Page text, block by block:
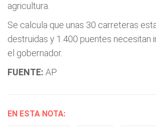
agricultura.
Se calcula que unas 30 carreteras
destruidas y 1.400 puentes necesitan
el gobernador.
FUENTE: AP
EN ESTA NOTA: